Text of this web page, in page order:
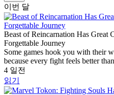
이번 달
Beast of Reincarnation Has Great
Forgettable Journey
Some games hook you with their
because every fight feels better
4 일전
읽기